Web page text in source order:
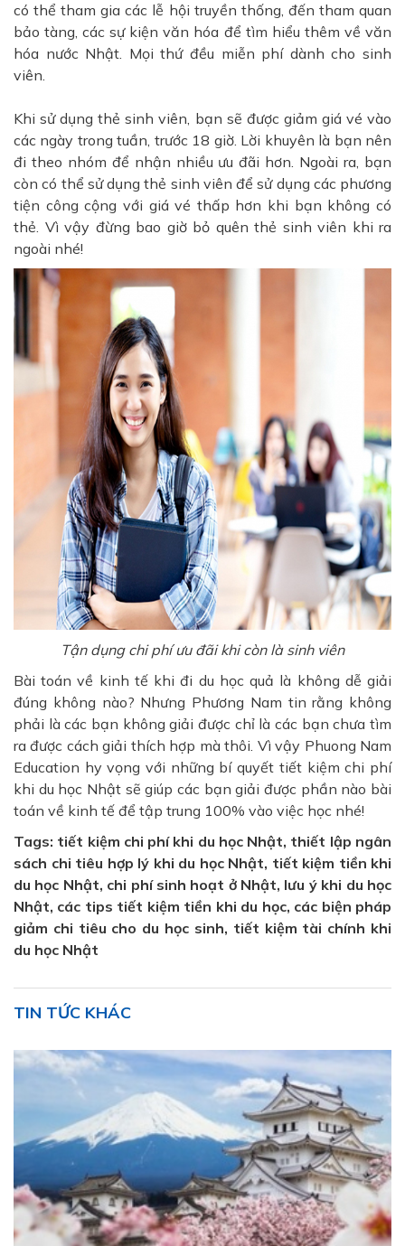
có thể tham gia các lễ hội truyền thống, đến tham quan
bảo tàng, các sự kiện văn hóa để tìm hiểu thêm về văn
hóa nước Nhật. Mọi thứ đều miễn phí dành cho sinh
viên.
Khi sử dụng thẻ sinh viên, bạn sẽ được giảm giá vé vào
các ngày trong tuần, trước 18 giờ. Lời khuyên là bạn nên
đi theo nhóm để nhận nhiều ưu đãi hơn. Ngoài ra, bạn
còn có thể sử dụng thẻ sinh viên để sử dụng các phương
tiện công cộng với giá vé thấp hơn khi bạn không có
thẻ. Vì vậy đừng bao giờ bỏ quên thẻ sinh viên khi ra
ngoài nhé!
Tận dụng chi phí ưu đãi khi còn là sinh viên
Bài toán về kinh tế khi đi du học quả là không dễ giải
đúng không nào? Nhưng Phương Nam tin rằng không
phải là các bạn không giải được chỉ là các bạn chưa tìm
ra được cách giải thích hợp mà thôi. Vì vậy Phuong Nam
Education hy vọng với những bí quyết tiết kiệm chi phí
khi du học Nhật sẽ giúp các bạn giải được phần nào bài
toán về kinh tế để tập trung 100% vào việc học nhé!
Tags: tiết kiệm chi phí khi du học Nhật, thiết lập ngân
sách chi tiêu hợp lý khi du học Nhật, tiết kiệm tiền khi
du học Nhật, chi phí sinh hoạt ở Nhật, lưu ý khi du học
Nhật, các tips tiết kiệm tiền khi du học, các biện pháp
giảm chi tiêu cho du học sinh, tiết kiệm tài chính khi
du học Nhật
TIN TỨC KHÁC